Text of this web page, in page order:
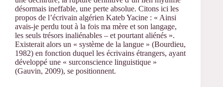
désormais ineffable, une perte absolue. Citons ici les
propos de l’écrivain algérien Kateb Yacine : « Ainsi
avais-je perdu tout à la fois ma mère et son langage,
les seuls trésors inaliénables – et pourtant aliénés ».
Existerait alors un « système de la langue » (Bourdieu,
1982) en fonction duquel les écrivains étrangers, ayant
développé une « surconscience linguistique »
(Gauvin, 2009), se positionnent.